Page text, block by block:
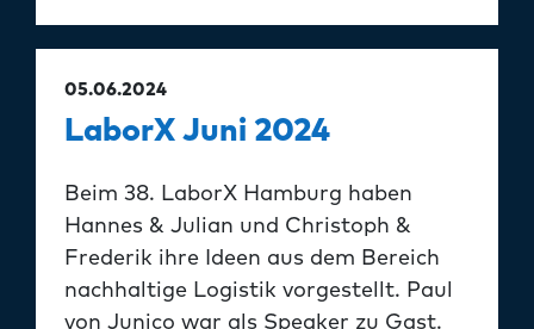
05.06.2024
LaborX Juni 2024
Beim 38. LaborX Hamburg haben
Hannes & Julian und Christoph &
Frederik ihre Ideen aus dem Bereich
nachhaltige Logistik vorgestellt. Paul
von Junico war als Speaker zu Gast.